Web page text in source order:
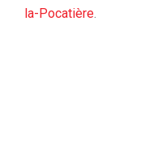
la-Pocatière.